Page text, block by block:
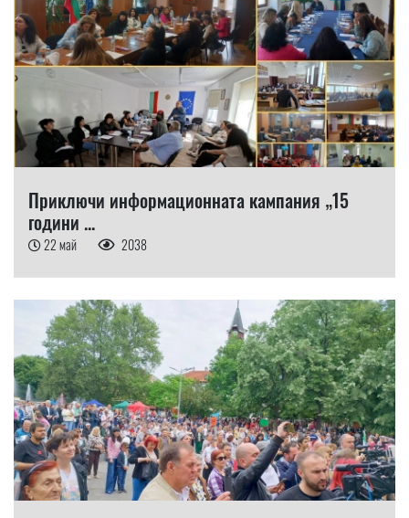
Приключи информационната кампания „15
години ...
22 май 2038